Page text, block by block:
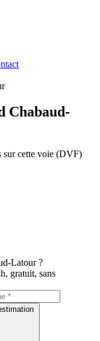
Chabaud-
sur cette voie (DVF)
Latour ?
gratuit, sans